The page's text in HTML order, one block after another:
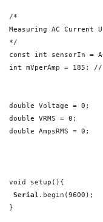
/*
Measuring AC Current
*/
const int sensorIn =
int mVperAmp = 185;
double Voltage = 0;
double VRMS = 0;
double AmpsRMS = 0;
void setup(){
Serial .begin(9600);
}